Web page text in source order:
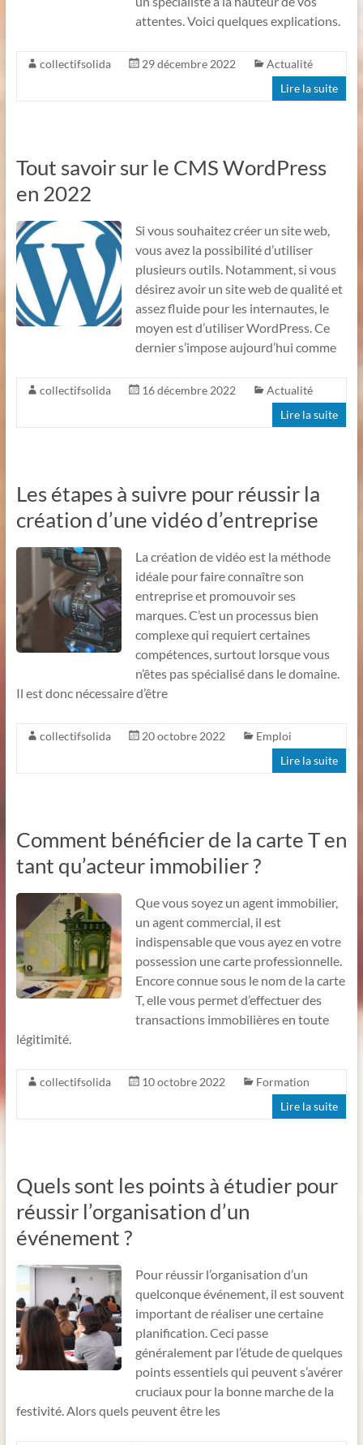
attentes. Voici quelques explications.
collectifsolida 29 décembre 2022
Actualité
Lire la suite
Tout savoir sur le CMS WordPress
en 2022
Si vous souhaitez créer un site web,
vous avez la possibilité d’utiliser
plusieurs outils. Notamment, si vous
désirez avoir un site web de qualité et
assez fluide pour les internautes, le
moyen est d’utiliser WordPress. Ce
dernier s’impose aujourd’hui comme
collectifsolida 16 décembre 2022
Actualité
Lire la suite
Les étapes à suivre pour réussir la
création d’une vidéo d’entreprise
La création de vidéo est la méthode
idéale pour faire connaître son
entreprise et promouvoir ses
marques. C’est un processus bien
complexe qui requiert certaines
compétences, surtout lorsque vous
n’êtes pas spécialisé dans le domaine.
Il est donc nécessaire d’être
collectifsolida 20 octobre 2022
Emploi
Lire la suite
Comment bénéficier de la carte T en
tant qu’acteur immobilier ?
Que vous soyez un agent immobilier,
un agent commercial, il est
indispensable que vous ayez en votre
possession une carte professionnelle.
Encore connue sous le nom de la carte
T, elle vous permet d’effectuer des
transactions immobilières en toute
légitimité.
collectifsolida 10 octobre 2022
Formation
Lire la suite
Quels sont les points à étudier pour
réussir l’organisation d’un
événement ?
Pour réussir l’organisation d’un
quelconque événement, il est souvent
important de réaliser une certaine
planification. Ceci passe
généralement par l’étude de quelques
points essentiels qui peuvent s’avérer
cruciaux pour la bonne marche de la
festivité. Alors quels peuvent être les